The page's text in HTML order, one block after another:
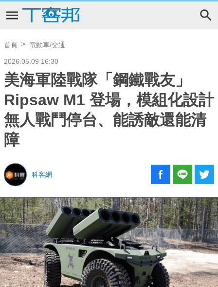
首頁 電動車/交通
2026.05.09 16:30
美海軍陸戰隊「鋼鐵戰友」
Ripsaw M1 登場，模組化設計
無人戰鬥停台、能誘敵還能清
障
科客網